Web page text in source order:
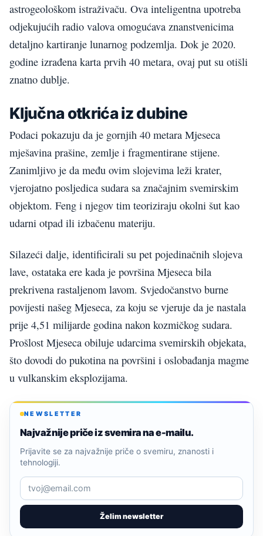
astrogeološkom istraživaču. Ova inteligentna upotreba
odjekujućih radio valova omogućava znanstvenicima
detaljno kartiranje lunarnog podzemlja. Dok je 2020.
godine izrađena karta prvih 40 metara, ovaj put su otišli
znatno dublje.
Ključna otkrića iz dubine
Podaci pokazuju da je gornjih 40 metara Mjeseca
mješavina prašine, zemlje i fragmentirane stijene.
Zanimljivo je da među ovim slojevima leži krater,
vjerojatno posljedica sudara sa značajnim svemirskim
objektom. Feng i njegov tim teoriziraju okolni šut kao
udarni otpad ili izbačenu materiju.
Silazeći dalje, identificirali su pet pojedinačnih slojeva
lave, ostataka ere kada je površina Mjeseca bila
prekrivena rastaljenom lavom. Svjedočanstvo burne
povijesti našeg Mjeseca, za koju se vjeruje da je nastala
prije 4,51 milijarde godina nakon kozmičkog sudara.
Prošlost Mjeseca obiluje udarcima svemirskih objekata,
što dovodi do pukotina na površini i oslobađanja magme
u vulkanskim eksplozijama.
NEWSLETTER
Najvažnije priče iz svemira na e-mailu.
Želim newsletter
Prijavite se za najvažnije priče o svemiru, znanosti i
tehnologiji.